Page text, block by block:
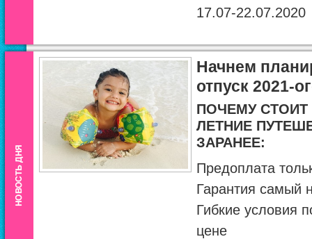
17.07-22.07.2020
Начнем
отпуск 2021-
ПОЧЕМУ СТОИТ
ЛЕТНИЕ
ЗАРАНЕЕ:
Предоплата
Гарантия самый
Гибкие условия
цене